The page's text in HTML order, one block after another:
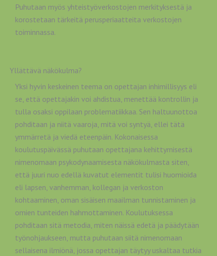
Puhutaan myös yhteistyöverkostojen merkityksestä ja
korostetaan tärkeitä perusperiaatteita verkostojen
toiminnassa.
Yllättävä näkökulma?
Yksi hyvin keskeinen teema on opettajan inhimillisyys eli
se, että opettajakin voi ahdistua, menettää kontrollin ja
tulla osaksi oppilaan problematiikkaa. Sen haltuunottoa
pohditaan ja niitä vaaroja, mitä voi syntyä, ellei tätä
ymmärretä ja viedä eteenpäin. Kokonaisessa
koulutuspäivässä puhutaan opettajana kehittymisestä
nimenomaan psykodynaamisesta näkökulmasta siten,
että juuri nuo edellä kuvatut elementit tulisi huomioida
eli lapsen, vanhemman, kollegan ja verkoston
kohtaaminen, oman sisäisen maailman tunnistaminen ja
omien tunteiden hahmottaminen. Koulutuksessa
pohditaan sitä metodia, miten näissä edetä ja päädytään
työnohjaukseen, mutta puhutaan siitä nimenomaan
sellaisena ilmiönä, jossa opettajan täytyy uskaltaa tutkia